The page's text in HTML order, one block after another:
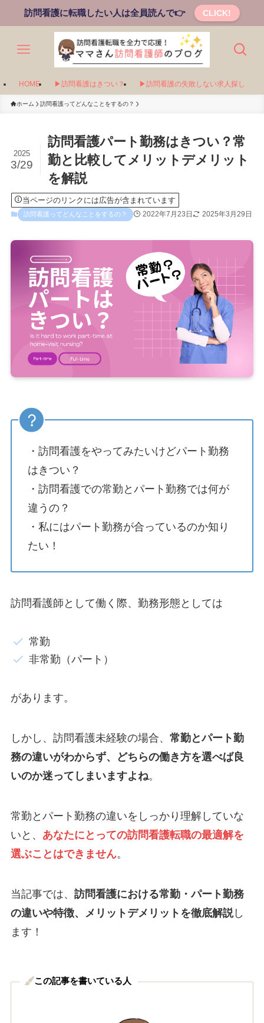
訪問看護に転職したい人は全員読んで👉 CLICK!
HOME ▶訪問看護はきつい？ ▶訪問看護の失敗しない求人探し
ホーム 訪問看護ってどんなことをするの？
訪問看護パート勤務はきつい？常
勤と比較してメリットデメリット
を解説
2025
3/29
当ページのリンクには広告が含まれています
訪問看護ってどんなことをするの？ 2022年7月23日 2025年3月29日
・訪問看護をやってみたいけどパート勤務
はきつい？
・訪問看護での常勤とパート勤務では何が
違うの？
・私にはパート勤務が合っているのか知り
たい！
訪問看護師として働く際、勤務形態としては
常勤
非常勤（パート）
があります。
しかし、訪問看護未経験の場合、 常勤とパート勤
務の違いがわからず、どちらの働き方を選べば良
いのか迷ってしまいますよね。
常勤とパート勤務の違いをしっかり理解していな
いと、 あなたにとっての訪問看護転職の最適解を
選ぶことはできません。
当記事では、 訪問看護における常勤・パート勤務
の違いや特徴、メリットデメリットを徹底解説し
ます！
この記事を書いている人